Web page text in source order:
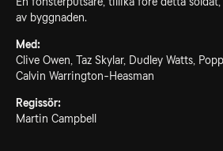
av byggnaden.
Med:
Clive Owen, Taz Skylar, Dudley Watts,
Calvin Warrington-Heasman
Regissör:
Martin Campbell